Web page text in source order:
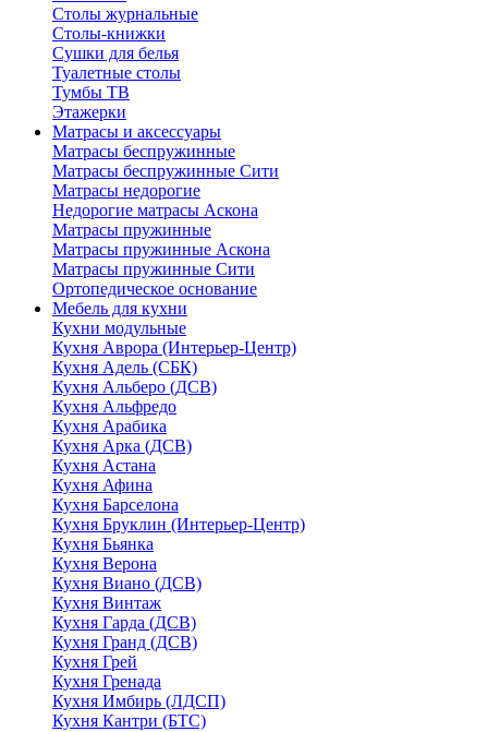
Столы журнальные
Столы-книжки
Сушки для белья
Туалетные столы
Тумбы ТВ
Этажерки
Матрасы и аксессуары
Матрасы беспружинные
Матрасы беспружинные Сити
Матрасы недорогие
Недорогие матрасы Аскона
Матрасы пружинные
Матрасы пружинные Аскона
Матрасы пружинные Сити
Ортопедическое основание
Мебель для кухни
Кухни модульные
Кухня Аврора (Интерьер-Центр)
Кухня Адель (СБК)
Кухня Альберо (ДСВ)
Кухня Альфредо
Кухня Арабика
Кухня Арка (ДСВ)
Кухня Астана
Кухня Афина
Кухня Барселона
Кухня Бруклин (Интерьер-Центр)
Кухня Бьянка
Кухня Верона
Кухня Виано (ДСВ)
Кухня Винтаж
Кухня Гарда (ДСВ)
Кухня Гранд (ДСВ)
Кухня Грей
Кухня Гренада
Кухня Имбирь (ЛДСП)
Кухня Кантри (БТС)